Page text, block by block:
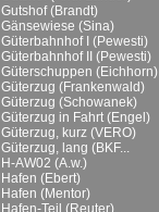
Gutshof (Brandt)
Gänsewiese (Sina)
Güterbahnhof I (Pewesti)
Güterbahnhof II (Pewesti)
Güterschuppen (Eichhorn)
Güterzug (Frankenwald)
Güterzug (Schowanek)
Güterzug in Fahrt (Engel)
Güterzug, kurz (VERO)
Güterzug, lang (BKF...
H-AW02 (A.w.)
Hafen (Ebert)
Hafen (Mentor)
Hafen-Teil (Reuter)